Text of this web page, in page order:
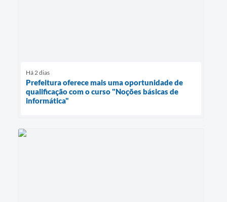
Há 2 dias
Prefeitura oferece mais uma oportunidade de
qualificação com o curso "Noções básicas de
informática"